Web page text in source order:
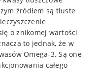
źródłem są tłuste
o znikomej wartości
to jednak, że w
Omega-3. Są one
całego